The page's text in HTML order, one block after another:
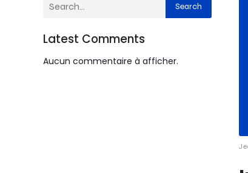
Search
Latest Comments
Aucun commentaire à afficher.